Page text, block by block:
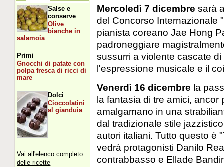
Mercoledì 7 dicembre sarà
del Concorso Internazionale
pianista coreano Jae Hong
padroneggiare
sussurri a violente cascate
l'espressione musicale e il
Venerdì 16 dicembre la
la fantasia di tre amici, ancor
amalgamano in una
dal tradizionale stile
autori italiani. Tutto questo è
vedrà protagonisti Danilo
contrabbasso e Ellade
Salse e
conserve
Olive
bianche in
salamoia
Primi
Gnocchi di patate con
polpa fresca di ricci di
mare
Dolci
Cioccolatini
al gianduia
Vai all'elenco completo
delle ricette